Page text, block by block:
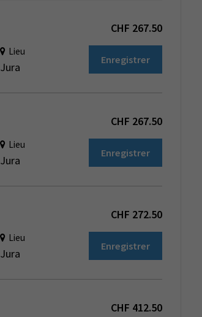
CHF 267.50
Lieu
Jura
Enregistrer
CHF 267.50
Lieu
Jura
Enregistrer
CHF 272.50
Lieu
Jura
Enregistrer
CHF 412.50